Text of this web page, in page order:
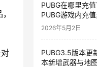
PUBG在哪里充
PUBG游戏内充
2026年5月2日
PUBG3.5版本更
本新增武器与地